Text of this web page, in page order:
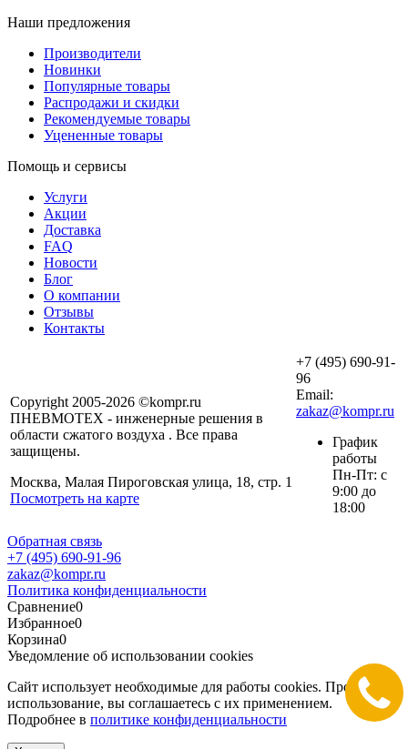
Наши предложения
Производители
Новинки
Популярные товары
Распродажи и скидки
Рекомендуемые товары
Уцененные товары
Помощь и сервисы
Услуги
Акции
Доставка
FAQ
Новости
Блог
О компании
Отзывы
Контакты
Copyright 2005-2026 ©kompr.ru
ПНЕВМОТЕХ - инженерные решения в
области сжатого воздуха . Все права
защищены.
Москва, Малая Пироговская улица, 18, стр. 1
Посмотреть на карте
+7 (495) 690-91-
96
Email:
zakaz@kompr.ru
График
работы
Пн-Пт: с
9:00 до
18:00
Обратная связь
+7 (495) 690-91-96
zakaz@kompr.ru
Политика конфиденциальности
Сравнение0
Избранное0
Корзина0
Уведомление об использовании cookies
Сайт использует необходимые для работы cookies. Продолжая
использование, вы соглашаетесь с их применением.
Подробнее в политике конфиденциальности